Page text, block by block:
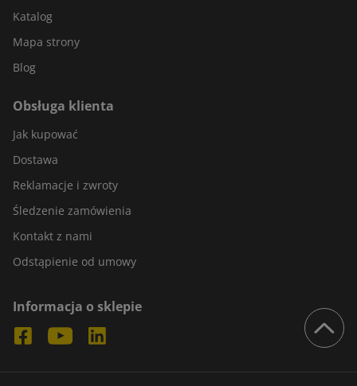
Katalog
Mapa strony
Blog
Obsługa klienta
Jak kupować
Dostawa
Reklamacje i zwroty
Śledzenie zamówienia
Kontakt z nami
Odstąpienie od umowy
Informacja o sklepie